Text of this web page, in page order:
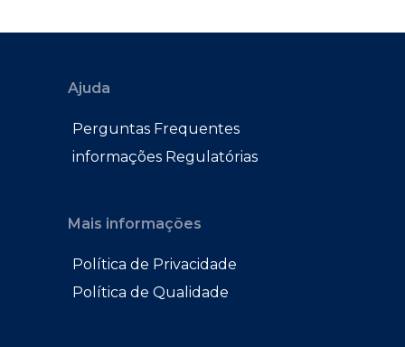
Ajuda
Perguntas Frequentes
informações Regulatórias
Mais informações
Política de Privacidade
Política de Qualidade